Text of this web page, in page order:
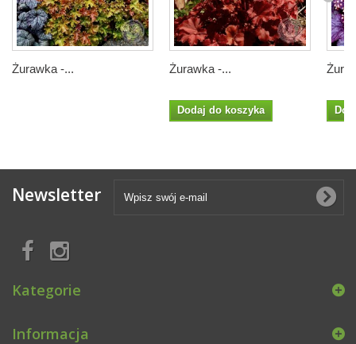
Żurawka -... Żurawka -...
Dodaj do koszyka
Newsletter
Kategorie
Informacja